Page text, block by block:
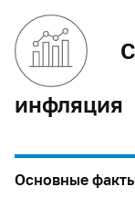
инфляция
Основные